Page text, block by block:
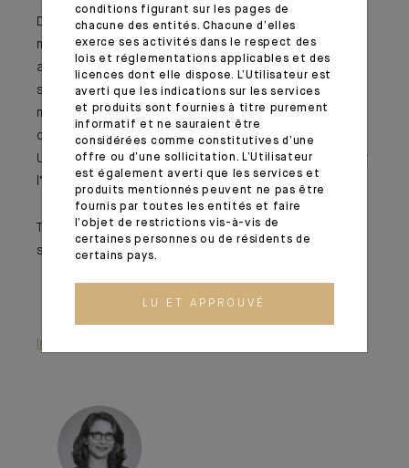
Dans cette édition, nous reviendrons sur notre scénario
macroéconomique, qui demeure résilient malgré un
ajustement à la hausse des prévisions d’inflation. Nous
soulignerons également la réaction contrastée des
marchés, caractérisée par une décorrélation entre les
différentes classes d’actifs et les zones géographiques.
Un focus particulier sera consacré à l’Amérique Latine et
l’intérêt d’investir dans la dette des marchés émergents.
Toute l’équipe de rédaction se joint à nous pour vous
souhaiter une agréable lecture !
Information importante
conditions figurant sur les pages de
chacune des entités. Chacune d’elles
exerce ses activités dans le respect des
lois et réglementations applicables et des
licences dont elle dispose. L’Utilisateur est
averti que les indications sur les services
et produits sont fournies à titre purement
informatif et ne sauraient être
considérées comme constitutives d’une
offre ou d’une sollicitation. L’Utilisateur
est également averti que les services et
produits mentionnés peuvent ne pas être
fournis par toutes les entités et faire
l’objet de restrictions vis-à-vis de
certaines personnes ou de résidents de
certains pays.
LU ET APPROUVÉ